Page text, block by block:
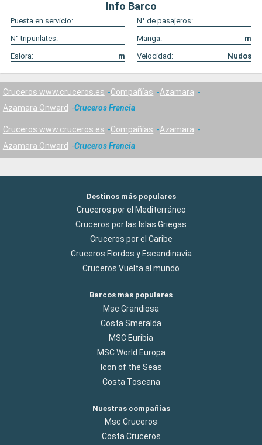
Info Barco
Puesta en servicio:
N° de pasajeros:
N° tripunlates:
Manga:
m
Eslora:
m Velocidad: Nudos
Cruceros www.cruceros.es Compañías
Azamara
Azamara Onward
Cruceros Francia
Cruceros www.cruceros.es Compañías
Azamara
Azamara Onward
Cruceros Francia
Destinos más populares
Cruceros por el Mediterráneo
Cruceros por las Islas Griegas
Cruceros por el Caribe
Cruceros Flordos y Escandinavia
Cruceros Vuelta al mundo
Barcos más populares
Msc Grandiosa
Costa Smeralda
MSC Euribia
MSC World Europa
Icon of the Seas
Costa Toscana
Nuestras compañías
Msc Cruceros
Costa Cruceros